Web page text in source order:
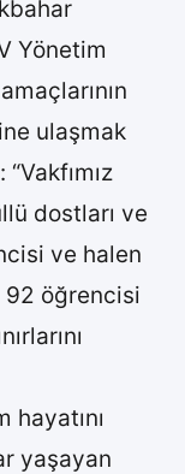
Yönetim
ulaşmak
dostları ve
ve halen
öğrencisi
hayatını
yaşayan